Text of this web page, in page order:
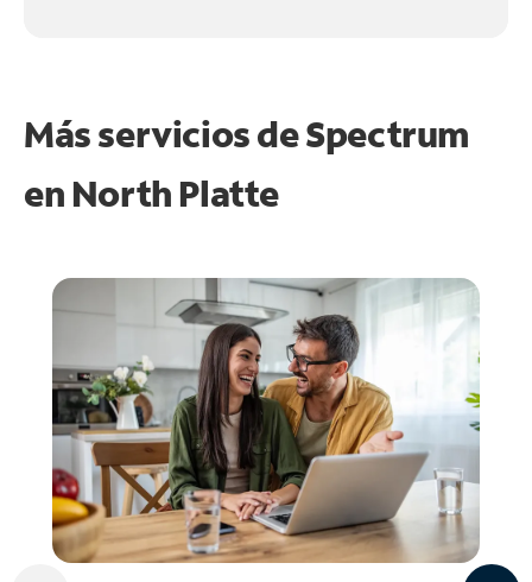
Más servicios de Spectrum
en North Platte